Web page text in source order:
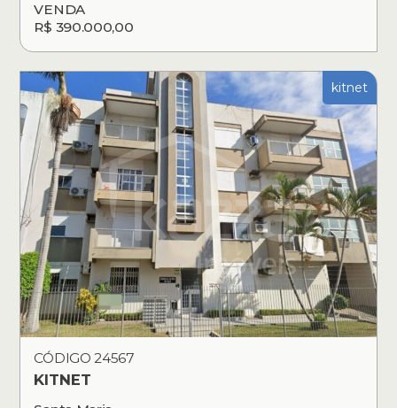
VENDA
R$ 390.000,00
kitnet
CÓDIGO 24567
KITNET